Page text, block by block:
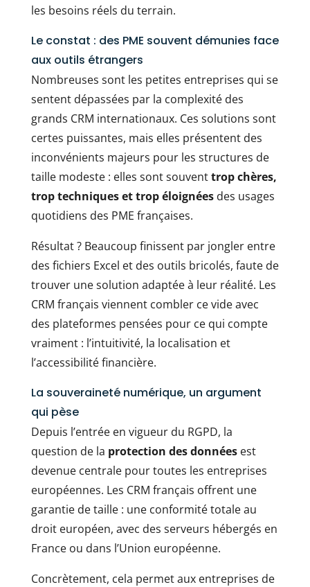
les besoins réels du terrain.
Le constat : des PME souvent démunies face
aux outils étrangers
Nombreuses sont les petites entreprises qui se
sentent dépassées par la complexité des
grands CRM internationaux. Ces solutions sont
certes puissantes, mais elles présentent des
inconvénients majeurs pour les structures de
taille modeste : elles sont souventtrop chères,
trop techniques et trop éloignéesdes usages
quotidiens des PME françaises.
Résultat ? Beaucoup finissent par jongler entre
des fichiers Excel et des outils bricolés, faute de
trouver une solution adaptée à leur réalité. Les
CRM français viennent combler ce vide avec
des plateformes pensées pour ce qui compte
vraiment : l’intuitivité, la localisation et
l’accessibilité financière.
La souveraineté numérique, un argument
qui pèse
Depuis l’entrée en vigueur du RGPD, la
question de la protection des donnéesest
devenue centrale pour toutes les entreprises
européennes. Les CRM français offrent une
garantie de taille : une conformité totale au
droit européen, avec des serveurs hébergés en
France ou dans l’Union européenne.
Concrètement, cela permet aux entreprises de